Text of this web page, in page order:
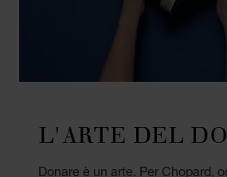
L'ARTE DEL
Donare è un arte. Per Chopard,